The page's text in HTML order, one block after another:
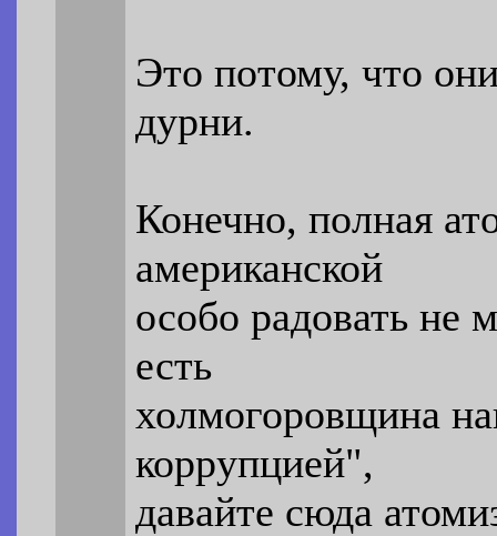
Это потому, что
дурни.
Конечно, полная
американской
особо радовать не
есть
холмогоровщина
коррупцией",
давайте сюда